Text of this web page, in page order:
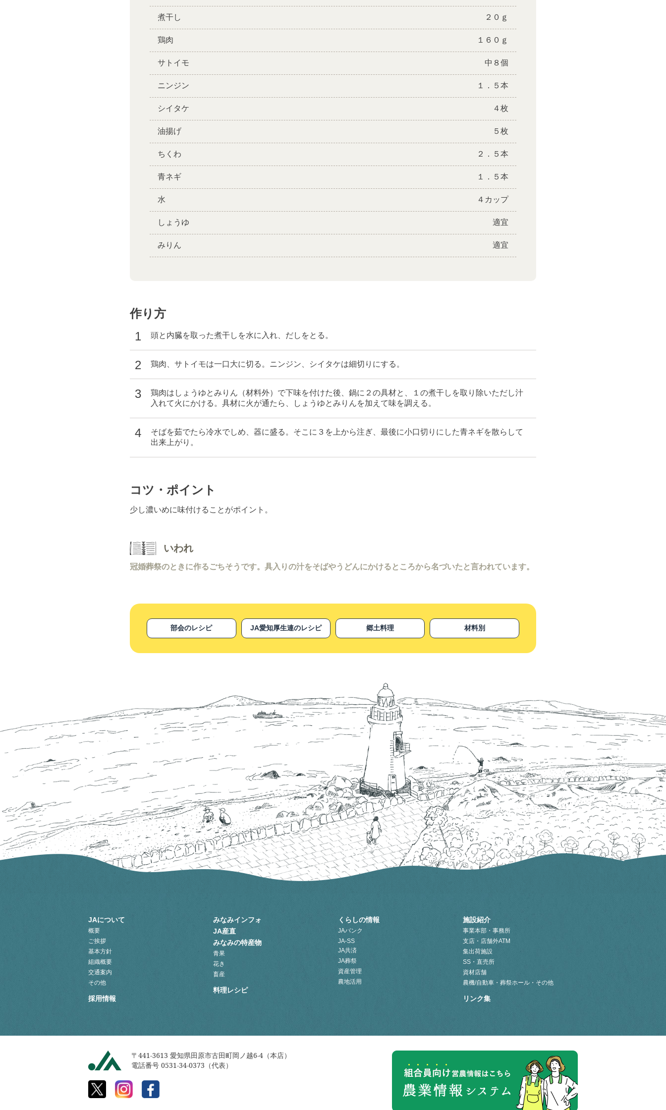
煮干し ２０ｇ
鶏肉 １６０ｇ
サトイモ 中８個
ニンジン １．５本
シイタケ ４枚
油揚げ ５枚
ちくわ ２．５本
青ネギ １．５本
水 ４カップ
しょうゆ 適宜
みりん 適宜
作り方
1
頭と内臓を取った煮干しを水に入れ、だしをとる。
2 鶏肉、サトイモは一口大に切る。ニンジン、シイタケは細切りにする。
3
鶏肉はしょうゆとみりん（材料外）で下味を付けた後、鍋に２の具材と、１の煮干しを取り除いただし汁
入れて火にかける。具材に火が通たら、しょうゆとみりんを加えて味を調える。
4
そばを茹でたら冷水でしめ、器に盛る。そこに３を上から注ぎ、最後に小口切りにした青ネギを散らして
出来上がり。
コツ・ポイント
少し濃いめに味付けることがポイント。
いわれ
冠婚葬祭のときに作るごちそうです。具入りの汁をそばやうどんにかけるところから名づいたと言われています。
部会のレシピ JA愛知厚生連のレシピ 郷土料理 材料別
JAについて
概要
ご挨拶
基本方針
組織概要
交通案内
その他
採用情報
みなみインフォ
JA産直
みなみの特産物
青果
花き
畜産
料理レシピ
くらしの情報
JAバンク
JA-SS
JA共済
JA葬祭
資産管理
農地活用
施設紹介
事業本部・事務所
支店・店舗外ATM
集出荷施設
SS・直売所
資材店舗
農機/自動車・葬祭ホール・その他
リンク集
〒441-3613 愛知県田原市古田町岡ノ越6-4（本店）
電話番号 0531-34-0373（代表）